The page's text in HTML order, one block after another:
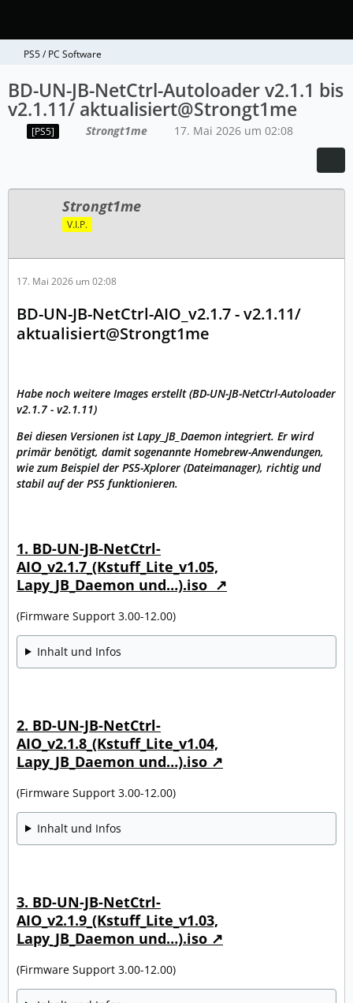
PS5 / PC Software
BD-UN-JB-NetCtrl-Autoloader v2.1.1 bis
v2.1.11/ aktualisiert@Strongt1me
[PS5] Strongt1me 17. Mai 2026 um 02:08
Strongt1me
V.I.P.
17. Mai 2026 um 02:08
BD-UN-JB-NetCtrl-AIO_v2.1.7 - v2.1.11/
aktualisiert@Strongt1me
Habe noch weitere Images erstellt (BD-UN-JB-NetCtrl-Autoloader
v2.1.7 - v2.1.11)
Bei diesen Versionen ist Lapy_JB_Daemon integriert. Er wird
primär benötigt, damit sogenannte Homebrew-Anwendungen,
wie zum Beispiel der PS5-Xplorer (Dateimanager), richtig und
stabil auf der PS5 funktionieren.
1. BD-UN-JB-NetCtrl-
AIO_v2.1.7_(Kstuff_Lite_v1.05,
Lapy_JB_Daemon und…).iso
(Firmware Support 3.00-12.00)
Inhalt und Infos
2. BD-UN-JB-NetCtrl-
AIO_v2.1.8_(Kstuff_Lite_v1.04,
Lapy_JB_Daemon und…).iso
(Firmware Support 3.00-12.00)
Inhalt und Infos
3. BD-UN-JB-NetCtrl-
AIO_v2.1.9_(Kstuff_Lite_v1.03,
Lapy_JB_Daemon und…).iso
(Firmware Support 3.00-12.00)